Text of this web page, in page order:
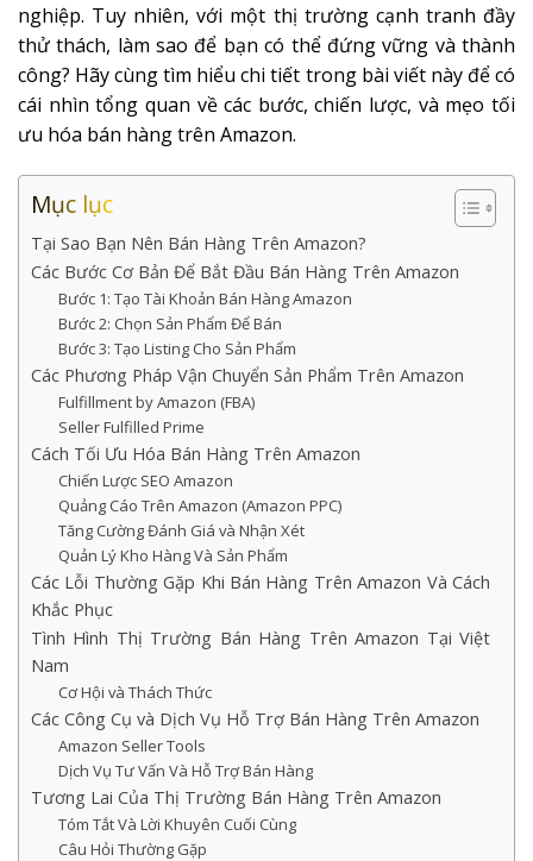
nghiệp. Tuy nhiên, với một thị trường cạnh tranh đầy
thử thách, làm sao để bạn có thể đứng vững và thành
công? Hãy cùng tìm hiểu chi tiết trong bài viết này để có
cái nhìn tổng quan về các bước, chiến lược, và mẹo tối
ưu hóa bán hàng trên Amazon.
Mục lục
Tại Sao Bạn Nên Bán Hàng Trên Amazon?
Các Bước Cơ Bản Để Bắt Đầu Bán Hàng Trên Amazon
Bước 1: Tạo Tài Khoản Bán Hàng Amazon
Bước 2: Chọn Sản Phẩm Để Bán
Bước 3: Tạo Listing Cho Sản Phẩm
Các Phương Pháp Vận Chuyển Sản Phẩm Trên Amazon
Fulfillment by Amazon (FBA)
Seller Fulfilled Prime
Cách Tối Ưu Hóa Bán Hàng Trên Amazon
Chiến Lược SEO Amazon
Quảng Cáo Trên Amazon (Amazon PPC)
Tăng Cường Đánh Giá và Nhận Xét
Quản Lý Kho Hàng Và Sản Phẩm
Các Lỗi Thường Gặp Khi Bán Hàng Trên Amazon Và Cách
Khắc Phục
Tình Hình Thị Trường Bán Hàng Trên Amazon Tại Việt
Nam
Cơ Hội và Thách Thức
Các Công Cụ và Dịch Vụ Hỗ Trợ Bán Hàng Trên Amazon
Amazon Seller Tools
Dịch Vụ Tư Vấn Và Hỗ Trợ Bán Hàng
Tương Lai Của Thị Trường Bán Hàng Trên Amazon
Tóm Tắt Và Lời Khuyên Cuối Cùng
Câu Hỏi Thường Gặp